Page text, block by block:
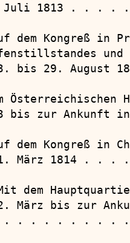
1813 . . . .
dem Kongreß in
und
bis 29. August
Österreichischen
bis zur Ankunft
dem Kongreß in
März 1814 . . .
dem
März bis zur
. . . . . . . .